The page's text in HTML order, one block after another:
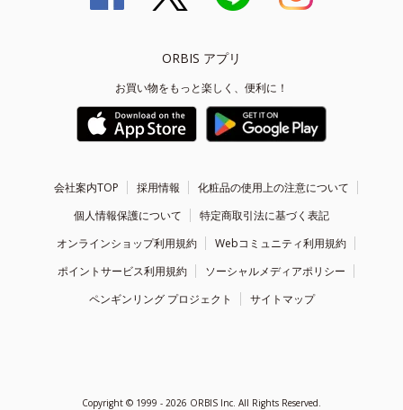
ORBIS アプリ
お買い物をもっと楽しく、便利に！
会社案内TOP 採用情報
化粧品の使用上の注意について
個人情報保護について
特定商取引法に基づく表記
オンラインショップ利用規約
Webコミュニティ利用規約
ポイントサービス利用規約
ソーシャルメディアポリシー
ペンギンリング プロジェクト
サイトマップ
Copyright © 1999 - 2026 ORBIS Inc. All Rights Reserved.